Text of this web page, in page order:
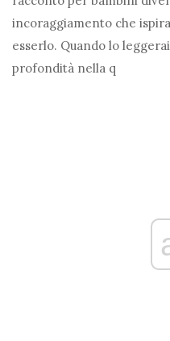
incoraggiamento che
esserlo. Quando lo
profondità nella q